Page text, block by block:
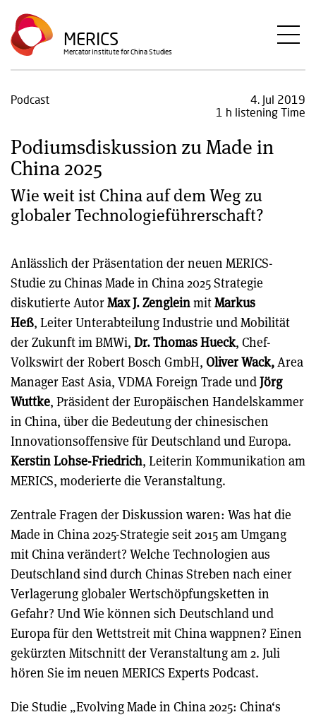
Direkt
zum
Inhalt
MERICS
Mercator Institute for China Studies
Podcast
4. Jul 2019
1 h listening Time
Podiumsdiskussion zu Made in
China 2025
Wie weit ist China auf dem Weg zu
globaler Technologieführerschaft?
Anlässlich der Präsentation der neuen MERICS-
Studie zu Chinas Made in China 2025 Strategie
diskutierte AutorMax J. ZengleinmitMarkus
Heß, Leiter Unterabteilung Industrie und Mobilität
der Zukunft im BMWi, Dr. Thomas Hueck, Chef-
Volkswirt der Robert Bosch GmbH, Oliver Wack,Area
Manager East Asia, VDMA Foreign Trade undJörg
Wuttke, Präsident der Europäischen Handelskammer
in China, über die Bedeutung der chinesischen
Innovationsoffensive für Deutschland und Europa.
Kerstin Lohse-Friedrich, Leiterin Kommunikation am
MERICS, moderierte die Veranstaltung.
Zentrale Fragen der Diskussion waren: Was hat die
Made in China 2025-Strategie seit 2015 am Umgang
mit China verändert? Welche Technologien aus
Deutschland sind durch Chinas Streben nach einer
Verlagerung globaler Wertschöpfungsketten in
Gefahr? Und Wie können sich Deutschland und
Europa für den Wettstreit mit China wappnen? Einen
gekürzten Mitschnitt der Veranstaltung am 2. Juli
hören Sie im neuen MERICS Experts Podcast.
Die Studie „Evolving Made in China 2025: China‘s